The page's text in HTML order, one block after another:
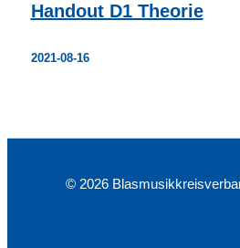
Handout D1 Theorie
2021-08-16
© 2026